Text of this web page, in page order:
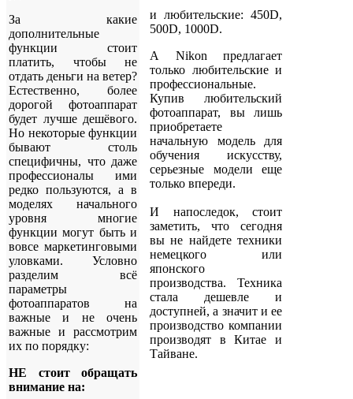
За какие
дополнительные
функции стоит
платить, чтобы не
отдать деньги на ветер?
Естественно, более
дорогой фотоаппарат
будет лучше дешёвого.
Но некоторые функции
бывают столь
специфичны, что даже
профессионалы ими
редко пользуются, а в
моделях начального
уровня многие
функции могут быть и
вовсе маркетинговыми
уловками. Условно
разделим всё
параметры
фотоаппаратов на
важные и не очень
важные и рассмотрим
их по порядку:
НЕ стоит обращать
внимание на:
и любительские: 450D,
500D, 1000D.
А Nikon предлагает
только любительские и
профессиональные.
Купив любительский
фотоаппарат, вы лишь
приобретаете
начальную модель для
обучения искусству,
серьезные модели еще
только впереди.
И напоследок, стоит
заметить, что сегодня
вы не найдете техники
немецкого или
японского
производства. Техника
стала дешевле и
доступней, а значит и ее
производство компании
производят в Китае и
Тайване.